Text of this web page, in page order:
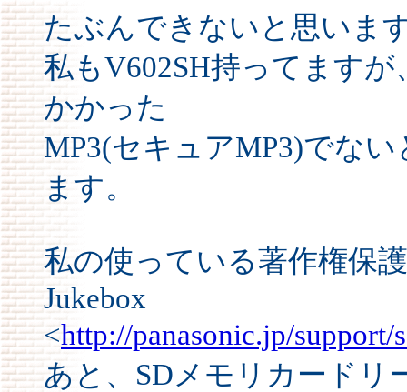
たぶんできないと思いま
私もV602SH持ってます
かかった
MP3(セキュアMP3)でな
ます。
私の使っている著作権保
Jukebox
<http://panasonic.jp/support/
あと、SDメモリカードリ